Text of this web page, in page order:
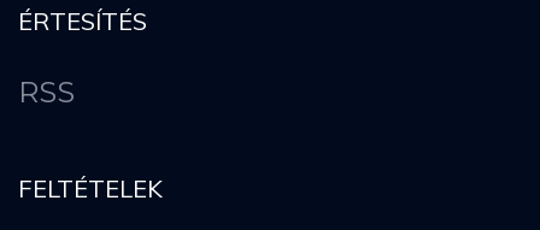
ÉRTESÍTÉS
RSS
FELTÉTELEK